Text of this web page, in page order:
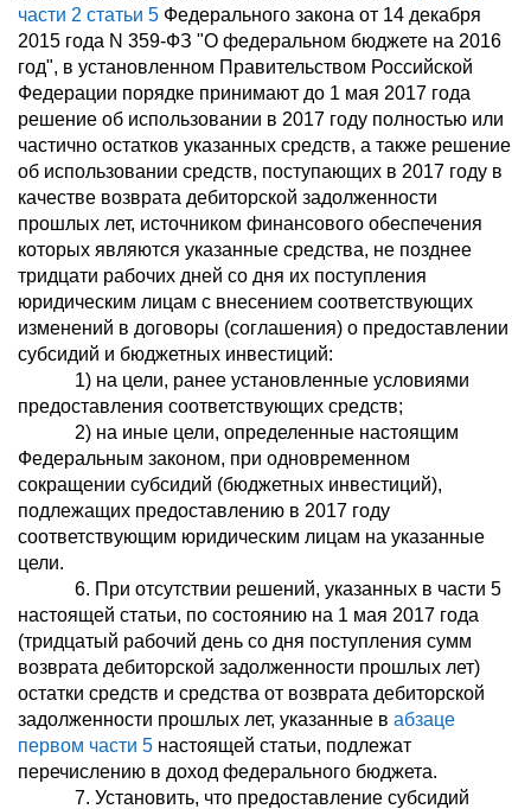
части 2 статьи 5 Федерального закона от 14 декабря
2015 года N 359-ФЗ "О федеральном бюджете на 2016
год", в установленном Правительством Российской
Федерации порядке принимают до 1 мая 2017 года
решение об использовании в 2017 году полностью или
частично остатков указанных средств, а также решение
об использовании средств, поступающих в 2017 году в
качестве возврата дебиторской задолженности
прошлых лет, источником финансового обеспечения
которых являются указанные средства, не позднее
тридцати рабочих дней со дня их поступления
юридическим лицам с внесением соответствующих
изменений в договоры (соглашения) о предоставлении
субсидий и бюджетных инвестиций:
1) на цели, ранее установленные условиями
предоставления соответствующих средств;
2) на иные цели, определенные настоящим
Федеральным законом, при одновременном
сокращении субсидий (бюджетных инвестиций),
подлежащих предоставлению в 2017 году
соответствующим юридическим лицам на указанные
цели.
6. При отсутствии решений, указанных в части 5
настоящей статьи, по состоянию на 1 мая 2017 года
(тридцатый рабочий день со дня поступления сумм
возврата дебиторской задолженности прошлых лет)
остатки средств и средства от возврата дебиторской
задолженности прошлых лет, указанные в абзаце
первом части 5 настоящей статьи, подлежат
перечислению в доход федерального бюджета.
7. Установить, что предоставление субсидий